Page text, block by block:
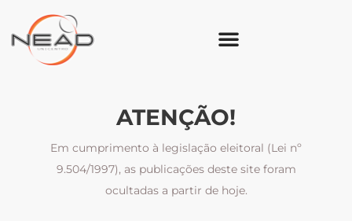
ATENÇÃO!
Em cumprimento à legislação eleitoral (Lei nº
9.504/1997), as publicações deste site foram
ocultadas a partir de hoje.